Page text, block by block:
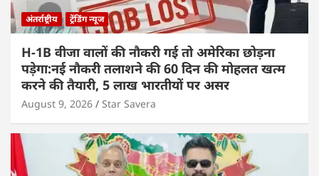
अंतर्राष्ट्रीय ट्रेंडिंग न्यूज
H-1B वीजा वालों की नौकरी गई तो अमेरिका छोड़ना
पड़ेगा:नई नौकरी तलाशने की 60 दिन की मोहलत खत्म
करने की तैयारी, 5 लाख भारतीयों पर असर
August 9, 2026 Star Savera